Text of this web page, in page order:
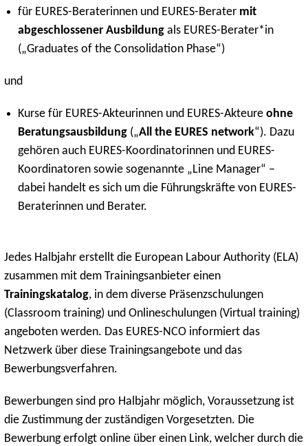
für EURES-Beraterinnen und EURES-Berater mit
abgeschlossener Ausbildung als EURES-Berater*in
(„Graduates of the Consolidation Phase“)
und
Kurse für EURES-Akteurinnen und EURES-Akteure ohne
Beratungsausbildung („All the EURES network“). Dazu
gehören auch EURES-Koordinatorinnen und EURES-
Koordinatoren sowie sogenannte „Line Manager“ –
dabei handelt es sich um die Führungskräfte von EURES-
Beraterinnen und Berater.
Jedes Halbjahr erstellt die European Labour Authority (ELA)
zusammen mit dem Trainingsanbieter einen
Trainingskatalog, in dem diverse Präsenzschulungen
(Classroom training) und Onlineschulungen (Virtual training)
angeboten werden. Das EURES-NCO informiert das
Netzwerk über diese Trainingsangebote und das
Bewerbungsverfahren.
Bewerbungen sind pro Halbjahr möglich, Voraussetzung ist
die Zustimmung der zuständigen Vorgesetzten. Die
Bewerbung erfolgt online über einen Link, welcher durch die